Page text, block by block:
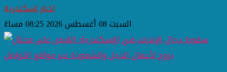
اخبار اسكندرية
السبت 08 أغسطس 2026 08:25 مساءً